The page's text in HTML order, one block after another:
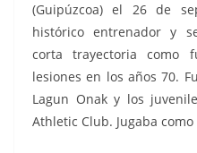
(Guipúzcoa) el 26 de
histórico entrenador y
corta trayectoria como
lesiones en los años 70.
Lagun Onak y los
Athletic Club. Jugaba